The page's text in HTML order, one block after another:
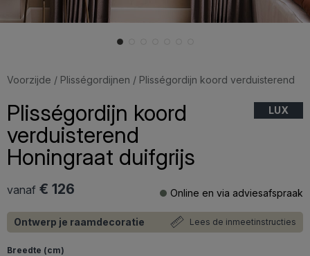
Voorzijde / Plisségordijnen / Plisségordijn koord verduisterend
Plisségordijn koord
verduisterend
Honingraat duifgrijs
LUX
vanaf € 126 Online en via adviesafspraak
Ontwerp je raamdecoratie Lees de inmeetinstructies
Breedte (cm)